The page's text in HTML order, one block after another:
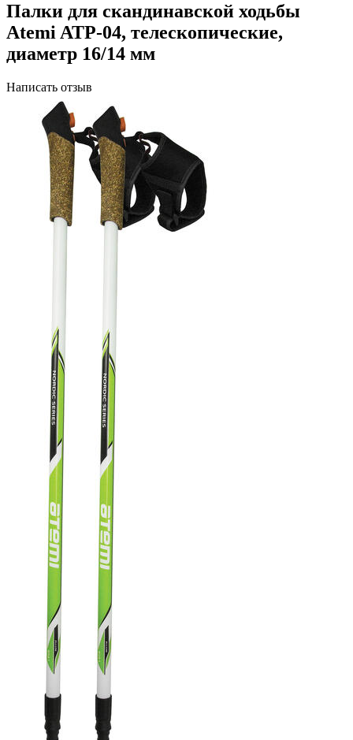
Палки для скандинавской ходьбы
Atemi ATP-04, телескопические,
диаметр 16/14 мм
Написать отзыв